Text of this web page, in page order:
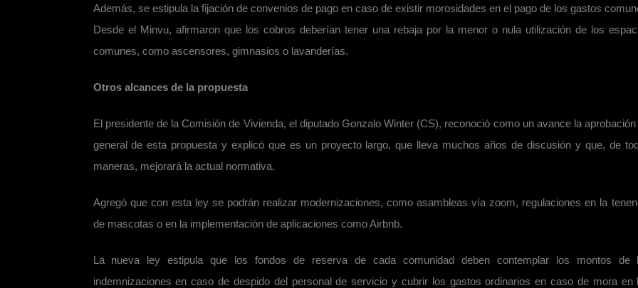
Además, se estipula la fijación de convenios de pago en caso de existir morosidades en el pago de los gastos
Desde el Minvu, afirmaron que los cobros deberían tener una rebaja por la menor o nula utilización de los
comunes, como ascensores, gimnasios o lavanderías.
Otros alcances de la propuesta
El presidente de la Comisión de Vivienda, el diputado Gonzalo Winter (CS), reconoció como un avance la
general de esta propuesta y explicó que es un proyecto largo, que lleva muchos años de discusión y que, de
maneras, mejorará la actual normativa.
Agregó que con esta ley se podrán realizar modernizaciones, como asambleas vía zoom, regulaciones en la
de mascotas o en la implementación de aplicaciones como Airbnb.
La nueva ley estipula que los fondos de reserva de cada comunidad deben contemplar los montos de
indemnizaciones en caso de despido del personal de servicio y cubrir los gastos ordinarios en caso de mora en